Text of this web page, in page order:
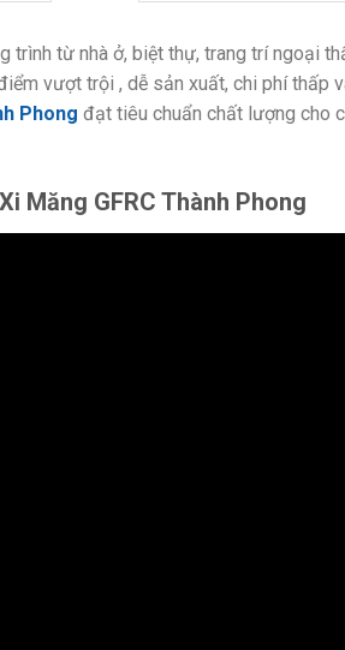
từ nhà ở, biệt thự, trang trí ngoại
vượt trội , dễ sản xuất, chi phí thấp
Phong đạt tiêu chuẩn chất lượng cho
Măng GFRC Thành Phong